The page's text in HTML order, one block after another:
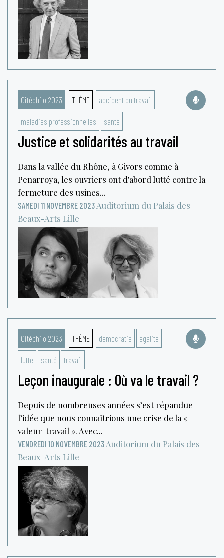
Citéphilo 2023 THÈME accident du travail
maladies professionnelles santé
Justice et solidarités au travail
Dans la vallée du Rhône, à Givors comme à
Penarroya, les ouvriers ont d’abord lutté contre la
fermeture des usines...
SAMEDI 11 NOVEMBRE 2023 Auditorium du Palais des
Beaux-Arts Lille
Citéphilo 2023 THÈME démocratie égalité
lutte santé travail
Leçon inaugurale : Où va le travail ?
Depuis de nombreuses années s’est répandue
l’idée que nous connaîtrions une crise de la «
valeur-travail ». Avec...
VENDREDI 10 NOVEMBRE 2023 Auditorium du Palais des
Beaux-Arts Lille